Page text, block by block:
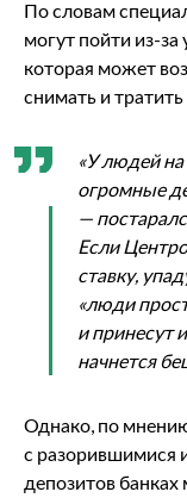
По словам
могут пойти из-
которая может
снимать и
«У людей на
огромные
—
Если
ставку,
«люди
и принесут
начнется
Однако, по
с разорившимися
депозитов банках